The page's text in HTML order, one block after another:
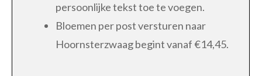
persoonlijke tekst toe te voegen.
Bloemen per post versturen naar
Hoornsterzwaag begint vanaf €14,45.